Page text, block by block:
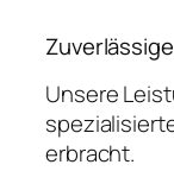
Unsere
erbracht.